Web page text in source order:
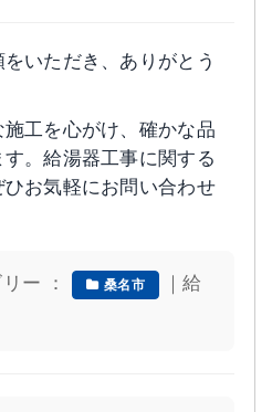
いただき、ありがとう
工を心がけ、確かな品
。給湯器工事に関する
お気軽にお問い合わせ
ー ： 桑名市
｜給